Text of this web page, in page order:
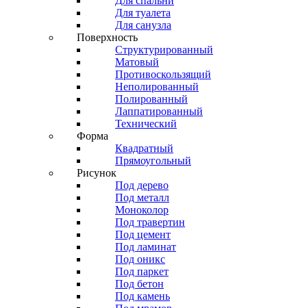
Для туалета
Для санузла
Поверхность
Структурированный
Матовый
Противоскользящий
Неполированный
Полированный
Лаппатированный
Технический
Форма
Квадратный
Прямоугольный
Рисунок
Под дерево
Под металл
Моноколор
Под травертин
Под цемент
Под ламинат
Под оникс
Под паркет
Под бетон
Под камень